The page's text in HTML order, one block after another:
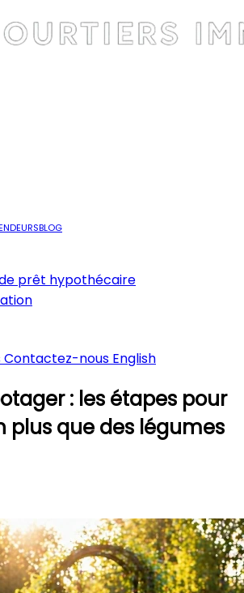
BLOG
prêt hypothécaire
Contactez-nous English
: les étapes pour
plus que des légumes